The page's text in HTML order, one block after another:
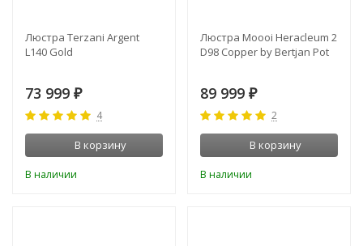
Люстра Terzani Argent
L140 Gold
73 999 ₽
4
В корзину
В наличии
Люстра Moooi Heracleum 2
D98 Copper by Bertjan Pot
89 999 ₽
2
В корзину
В наличии